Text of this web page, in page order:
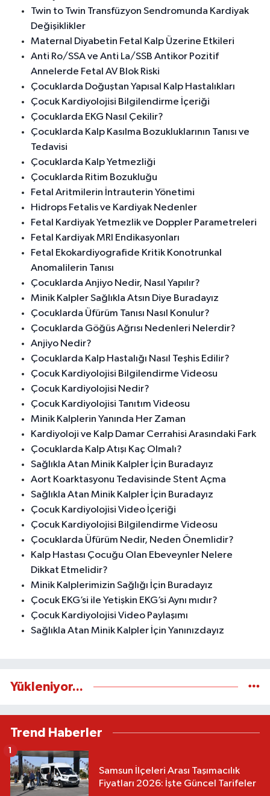
Twin to Twin Transfüzyon Sendromunda Kardiyak
Değişiklikler
Maternal Diyabetin Fetal Kalp Üzerine Etkileri
Anti Ro/SSA ve Anti La/SSB Antikor Pozitif
Annelerde Fetal AV Blok Riski
Çocuklarda Doğuştan Yapısal Kalp Hastalıkları
Çocuk Kardiyolojisi Bilgilendirme İçeriği
Çocuklarda EKG Nasıl Çekilir?
Çocuklarda Kalp Kasılma Bozukluklarının Tanısı ve
Tedavisi
Çocuklarda Kalp Yetmezliği
Çocuklarda Ritim Bozukluğu
Fetal Aritmilerin İntrauterin Yönetimi
Hidrops Fetalis ve Kardiyak Nedenler
Fetal Kardiyak Yetmezlik ve Doppler Parametreleri
Fetal Kardiyak MRI Endikasyonları
Fetal Ekokardiyografide Kritik Konotrunkal
Anomalilerin Tanısı
Çocuklarda Anjiyo Nedir, Nasıl Yapılır?
Minik Kalpler Sağlıkla Atsın Diye Buradayız
Çocuklarda Üfürüm Tanısı Nasıl Konulur?
Çocuklarda Göğüs Ağrısı Nedenleri Nelerdir?
Anjiyo Nedir?
Çocuklarda Kalp Hastalığı Nasıl Teşhis Edilir?
Çocuk Kardiyolojisi Bilgilendirme Videosu
Çocuk Kardiyolojisi Nedir?
Çocuk Kardiyolojisi Tanıtım Videosu
Minik Kalplerin Yanında Her Zaman
Kardiyoloji ve Kalp Damar Cerrahisi Arasındaki Fark
Çocuklarda Kalp Atışı Kaç Olmalı?
Sağlıkla Atan Minik Kalpler İçin Buradayız
Aort Koarktasyonu Tedavisinde Stent Açma
Sağlıkla Atan Minik Kalpler İçin Buradayız
Çocuk Kardiyolojisi Video İçeriği
Çocuk Kardiyolojisi Bilgilendirme Videosu
Çocuklarda Üfürüm Nedir, Neden Önemlidir?
Kalp Hastası Çocuğu Olan Ebeveynler Nelere
Dikkat Etmelidir?
Minik Kalplerimizin Sağlığı İçin Buradayız
Çocuk EKG’si ile Yetişkin EKG’si Aynı mıdır?
Çocuk Kardiyolojisi Video Paylaşımı
Sağlıkla Atan Minik Kalpler İçin Yanınızdayız
Yükleniyor...
Trend Haberler
Samsun İlçeleri Arası Taşımacılık
Fiyatları 2026: İşte Güncel Tarifeler
1